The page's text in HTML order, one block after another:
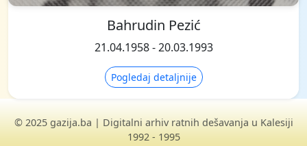
Bahrudin Pezić
21.04.1958 - 20.03.1993
Pogledaj detaljnije
© 2025 gazija.ba | Digitalni arhiv ratnih dešavanja u Kalesiji
1992 - 1995